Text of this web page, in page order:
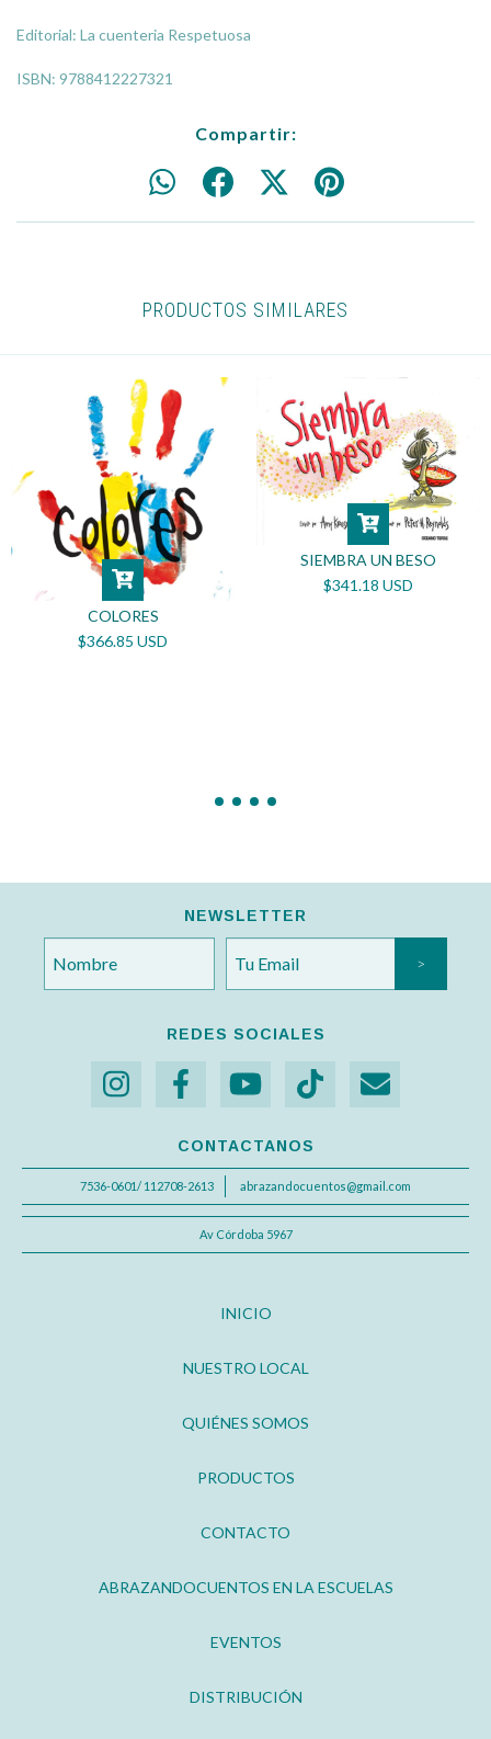
Editorial: La cuenteria Respetuosa
ISBN: 9788412227321
Compartir:
PRODUCTOS SIMILARES
COLORES
$366.85 USD
SIEMBRA UN BESO
$341.18 USD
NEWSLETTER
REDES SOCIALES
CONTACTANOS
7536-0601/ 112708-2613 abrazandocuentos@gmail.com
Av Córdoba 5967
INICIO
NUESTRO LOCAL
QUIÉNES SOMOS
PRODUCTOS
CONTACTO
ABRAZANDOCUENTOS EN LA ESCUELAS
EVENTOS
DISTRIBUCIÓN